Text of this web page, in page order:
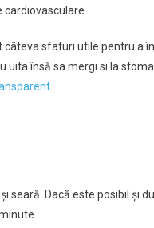
câteva sfaturi utile pentru a
uita însă sa mergi si la
seară. Dacă este posibil și